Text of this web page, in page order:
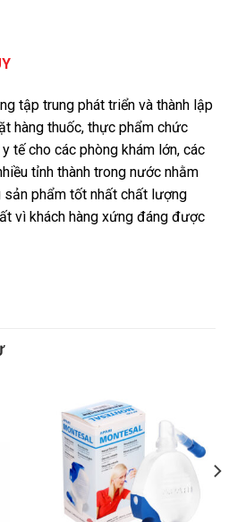
tập trung phát triển và thành lập
hàng thuốc, thực phẩm chức
tế cho các phòng khám lớn, các
tỉnh thành trong nước nhằm
phẩm tốt nhất chất lượng
vì khách hàng xứng đáng được